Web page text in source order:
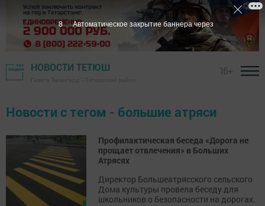
НОВОСТИ ТЕТЮШ
Новости с тегом - большие атряси
Профилактическая беседа «Дорога не
прощает отвлечения» в Больших
Атрясях
Директор Большеатрясского сельского
Дома культуры провела беседу для
школьников о безопасности на дорогах.
7 Автоматическое закрытие баннера через